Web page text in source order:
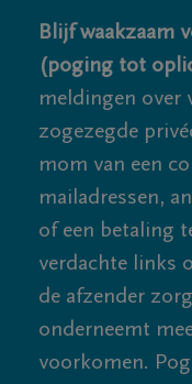
Blijf waakzaam
(poging tot
meldingen over
zogezegde
mom van een
mailadressen,
of een betaling
verdachte links
de afzender
onderneemt
voorkomen.